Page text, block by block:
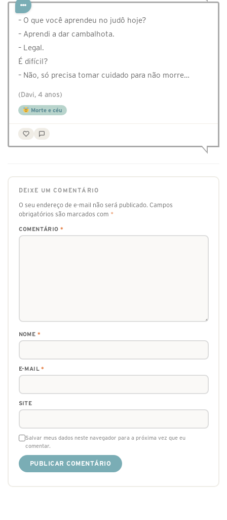
– O que você aprendeu no judô hoje?
– Aprendi a dar cambalhota.
– Legal.
É difícil?
– Não, só precisa tomar cuidado para não morre…
(Davi, 4 anos)
Morte e céu
DEIXE UM COMENTÁRIO
O seu endereço de e-mail não será publicado. Campos
obrigatórios são marcados com *
COMENTÁRIO *
NOME *
E-MAIL*
SITE
Salvar meus dados neste navegador para a próxima vez que eu
comentar.